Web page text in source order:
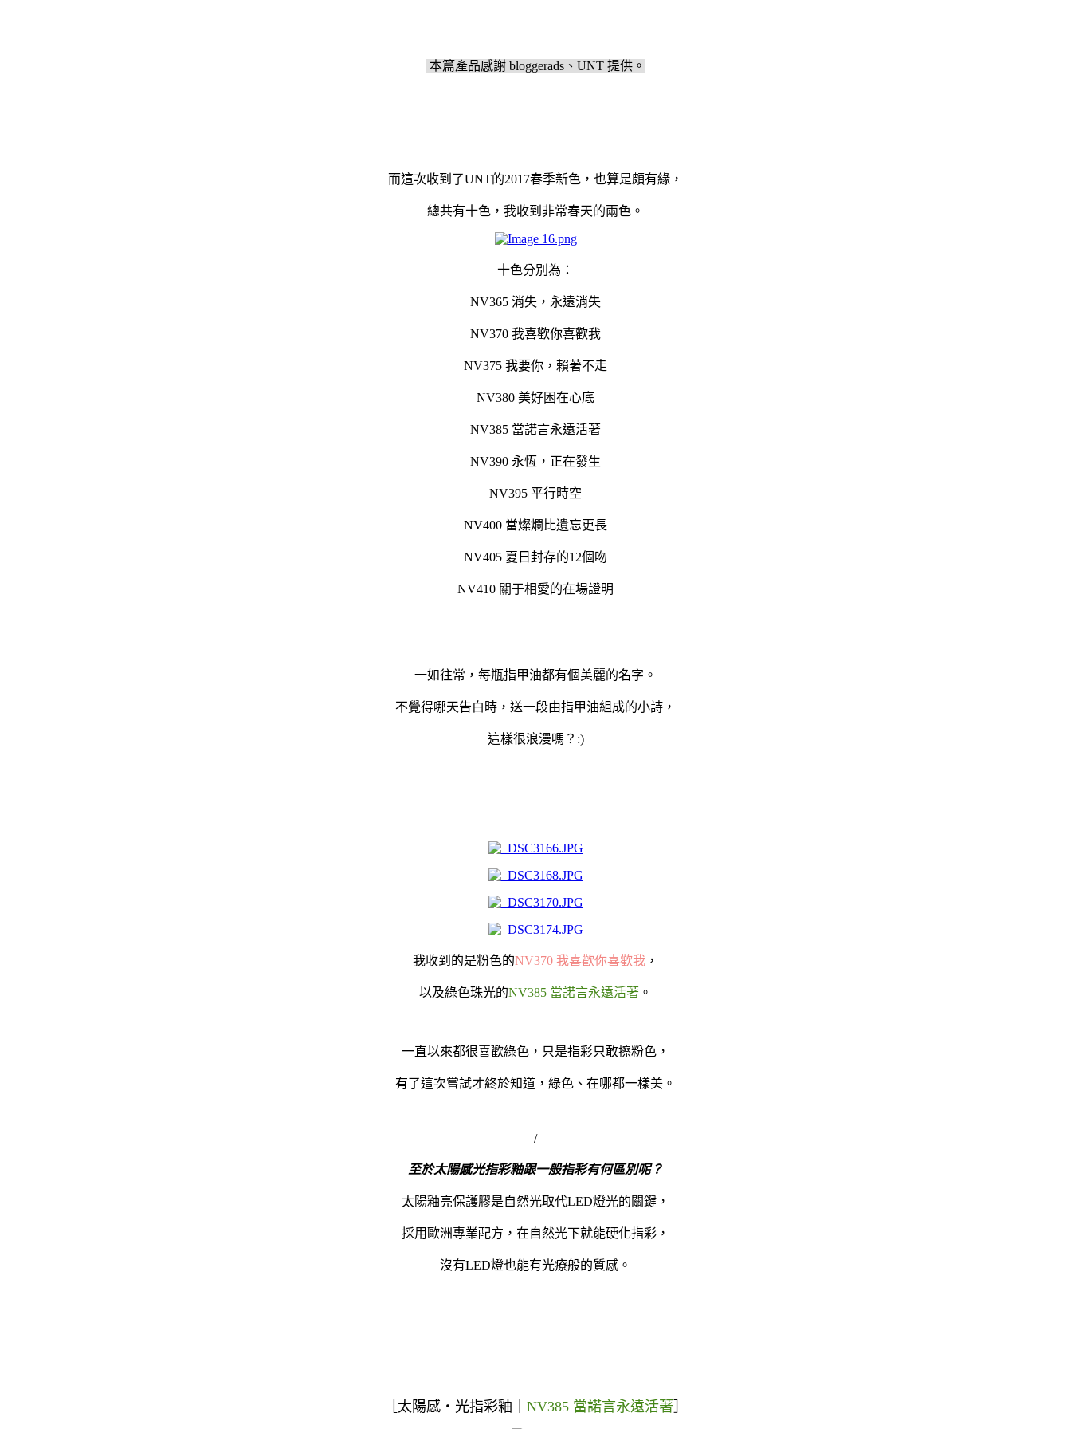
本篇產品感謝 bloggerads、UNT 提供。
而這次收到了UNT的2017春季新色，也算是頗有緣，
總共有十色，我收到非常春天的兩色。
十色分別為：
NV365 消失，永遠消失
NV370 我喜歡你喜歡我
NV375 我要你，賴著不走
NV380 美好困在心底
NV385 當諾言永遠活著
NV390 永恆，正在發生
NV395 平行時空
NV400 當燦爛比遺忘更長
NV405 夏日封存的12個吻
NV410 關于相愛的在場證明
一如往常，每瓶指甲油都有個美麗的名字。
不覺得哪天告白時，送一段由指甲油組成的小詩，
這樣很浪漫嗎？:)
我收到的是粉色的NV370 我喜歡你喜歡我 ，
以及綠色珠光的NV385 當諾言永遠活著 。
一直以來都很喜歡綠色，只是指彩只敢擦粉色，
有了這次嘗試才終於知道，綠色、在哪都一樣美。
/
至於太陽感光指彩釉跟一般指彩有何區別呢？
太陽釉亮保護膠是自然光取代LED燈光的關鍵，
採用歐洲專業配方，在自然光下就能硬化指彩，
沒有LED燈也能有光療般的質感。
太陽感‧光指彩釉 NV385 當諾言永遠活著